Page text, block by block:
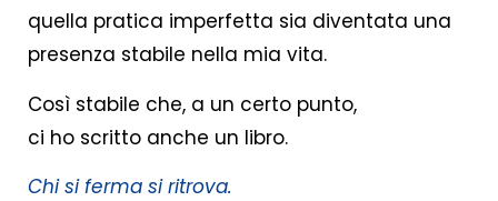
quella pratica imperfetta sia diventata una
presenza stabile nella mia vita.
Così stabile che, a un certo punto,
ci ho scritto anche un libro.
Chi si ferma si ritrova.